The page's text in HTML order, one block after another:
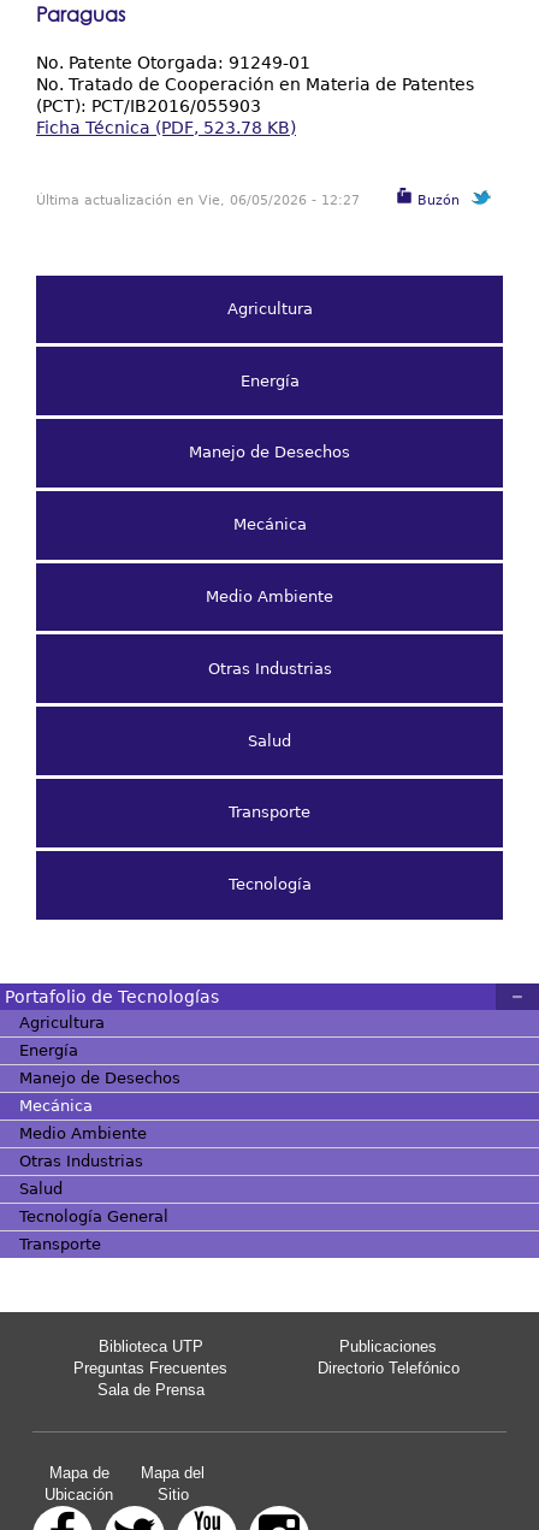
Paraguas
No. Patente Otorgada: 91249-01
No. Tratado de Cooperación en Materia de Patentes
(PCT): PCT/IB2016/055903
Ficha Técnica (PDF, 523.78 KB)
Buzón
Última actualización en Vie, 06/05/2026 - 12:27
Agricultura
Energía
Manejo de Desechos
Mecánica
Medio Ambiente
Otras Industrias
Salud
Transporte
Tecnología
Portafolio de Tecnologías
Agricultura
Energía
Manejo de Desechos
Mecánica
Medio Ambiente
Otras Industrias
Salud
Tecnología General
Transporte
Biblioteca UTP
Publicaciones
Preguntas Frecuentes
Directorio Telefónico
Sala de Prensa
Mapa de
Ubicación
Mapa del
Sitio